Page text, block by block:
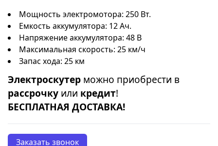
Мощность электромотора: 250 Вт.
Емкость аккумулятора: 12 Ач.
Напряжение аккумулятора: 48 В
Максимальная скорость: 25 км/ч
Запас хода: 25 км
Электроскутер можно приобрести в
рассрочку или кредит!
БЕСПЛАТНАЯ ДОСТАВКА!
Заказать звонок